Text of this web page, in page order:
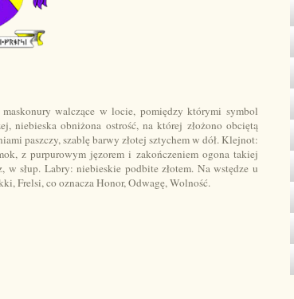
walczące w locie, pomiędzy którymi symbol
niebieska obniżona ostrość, na której złożono obciętą
paszczy, szablę barwy złotej sztychem w dół. Klejnot:
z purpurowym jęzorem i zakończeniem ogona takiej
w słup. Labry: niebieskie podbite złotem. Na wstędze u
Frelsi, co oznacza Honor, Odwagę, Wolność.